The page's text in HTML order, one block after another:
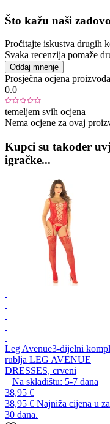
Što kažu naši
Pročitajte iskustva drugih
Svaka recenzija pomaže
Oddaj mnenje
Prosječna ocjena proizvoda
0.0
temeljem svih ocjena
Nema ocjene za ovaj
Kupci su također
igračke...
Leg Avenue3-dijelni
rublja LEG AVENUE
DRESSES, crveni
Na skladištu: 5-7 dana
38,95 €
38,95 € Najniža cijena u
30 dana.